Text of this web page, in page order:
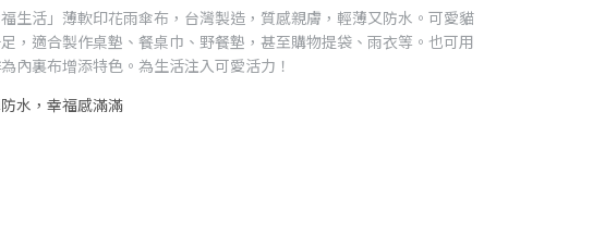
生活」薄軟印花雨傘布，台灣製造，質感親膚，輕薄又防水。可愛貓
，適合製作桌墊、餐桌巾、野餐墊，甚至購物提袋、雨衣等。也可用
內裏布增添特色。為生活注入可愛活力！
水，幸福感滿滿